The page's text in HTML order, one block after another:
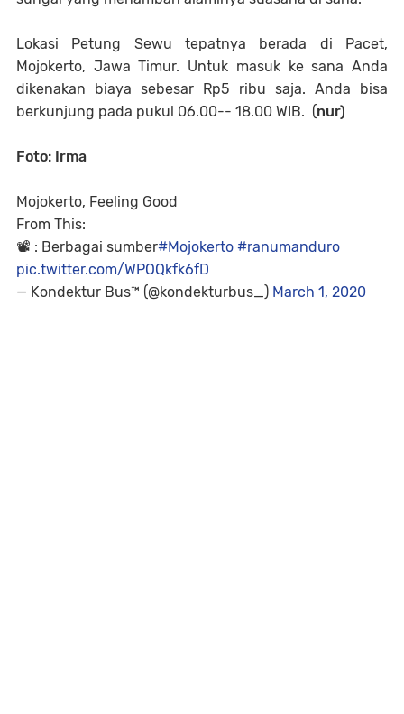
Lokasi Petung Sewu tepatnya berada di Pacet,
Mojokerto, Jawa Timur. Untuk masuk ke sana Anda
dikenakan biaya sebesar Rp5 ribu saja. Anda bisa
berkunjung pada pukul 06.00-- 18.00 WIB. (nur)
Foto: Irma
Mojokerto, Feeling Good
From This:
📽 : Berbagai sumber#Mojokerto #ranumanduro
pic.twitter.com/WPOQkfk6fD
— Kondektur Bus™ (@kondekturbus_) March 1, 2020